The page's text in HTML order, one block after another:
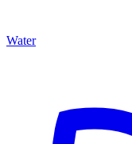
Water